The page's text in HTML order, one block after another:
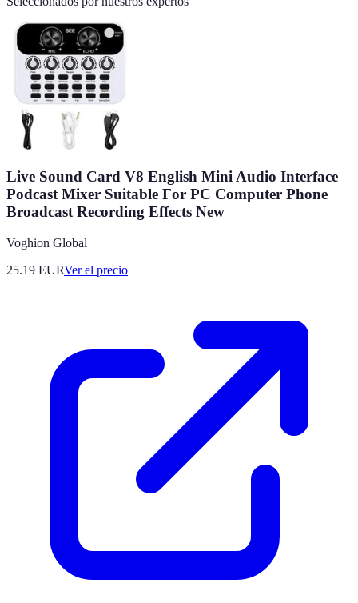
Live Sound Card V8 English Mini Audio Interface
Podcast Mixer Suitable For PC Computer Phone
Broadcast Recording Effects New
Voghion Global
25.19 EURVer el precio